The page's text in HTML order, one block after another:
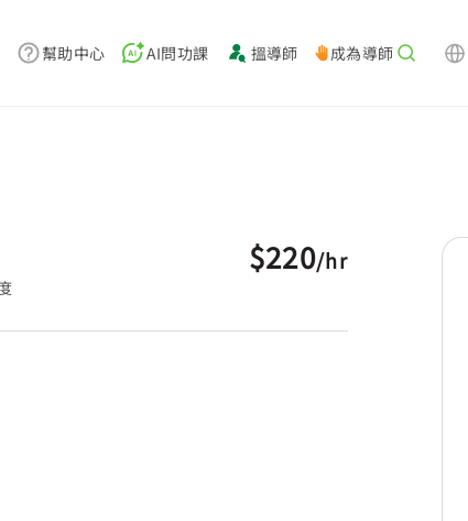
幫助中心 AI問功課 搵導師 成為導師
$220/hr